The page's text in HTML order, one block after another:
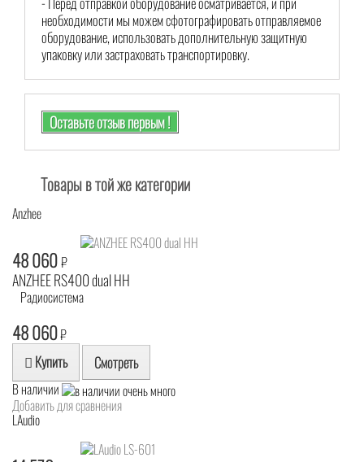
необходимости мы можем сфотографировать отправляемое
оборудование, использовать дополнительную защитную
упаковку или застраховать транспортировку.
Оставьте отзыв первым !
Товары в той же категории
Anzhee
48 060₽
ANZHEE RS400 dual HH
Радиосистема
48 060₽
Купить Смотреть
В наличии
Добавить для сравнения
LAudio